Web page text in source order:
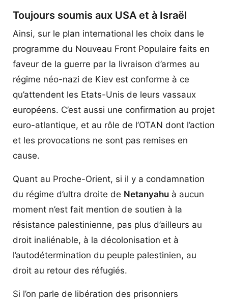
Toujours soumis aux USA et à Israël
Ainsi, sur le plan international les choix dans le
programme du Nouveau Front Populaire faits en
faveur de la guerre par la livraison d’armes au
régime néo-nazi de Kiev est conforme à ce
qu’attendent les Etats-Unis de leurs vassaux
européens. C’est aussi une confirmation au projet
euro-atlantique, et au rôle de l’OTAN dont l’action
et les provocations ne sont pas remises en
cause.
Quant au Proche-Orient, si il y a condamnation
du régime d’ultra droite de Netanyahu à aucun
moment n’est fait mention de soutien à la
résistance palestinienne, pas plus d’ailleurs au
droit inaliénable, à la décolonisation et à
l’autodétermination du peuple palestinien, au
droit au retour des réfugiés.
Si l’on parle de libération des prisonniers